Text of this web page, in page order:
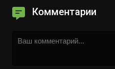
Комментарии